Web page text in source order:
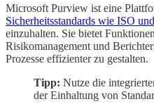
Microsoft Purview ist eine
Sicherheitsstandards wie ISO
einzuhalten. Sie bietet
Risikomanagement und
Prozesse effizienter zu gestalten.
Tipp: Nutze die
der Einhaltung von